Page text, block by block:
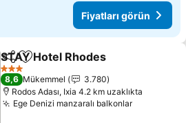
Fiyatları görün
PaylaşFavorilerime ekle
STAY Hotel Rhodes
3 Yıldız
8,6 Mükemmel
3.780
Rodos Adası, Ixia 4.2 km uzaklıkta
Ege Denizi manzaralı balkonlarFiyatları